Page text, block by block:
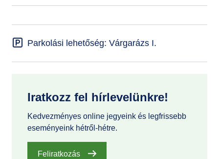
Parkolási lehetőség: Várgarázs I.
Iratkozz fel hírlevelünkre!
Kedvezményes online jegyeink és legfrissebb
eseményeink hétről-hétre.
Feliratkozás